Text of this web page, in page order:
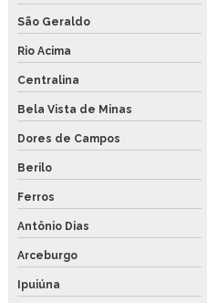
São Geraldo
Rio Acima
Centralina
Bela Vista de Minas
Dores de Campos
Berilo
Ferros
Antônio Dias
Arceburgo
Ipuiúna